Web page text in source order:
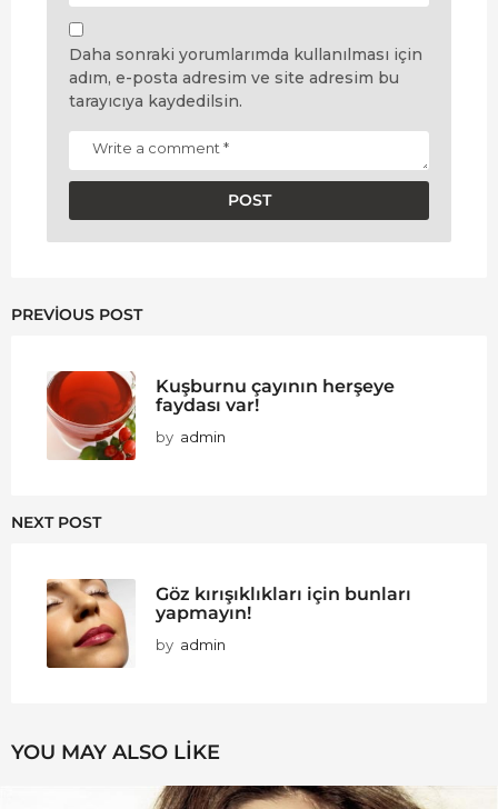
Daha sonraki yorumlarımda kullanılması için
adım, e-posta adresim ve site adresim bu
tarayıcıya kaydedilsin.
PREVIOUS POST
Kuşburnu çayının herşeye
faydası var!
by admin
NEXT POST
Göz kırışıklıkları için bunları
yapmayın!
by admin
YOU MAY ALSO LIKE